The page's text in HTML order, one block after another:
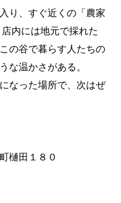
り、すぐ近くの「農家
内には地元で採れた
の谷で暮らす人たちの
な温かさがある。
なった場所で、次はぜ
樋田１８０